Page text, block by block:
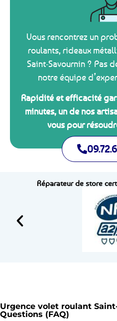
Vous rencontrez un
roulants, rideaux
Saint-Savournin ? Pas
notre équipe
Rapidité et efficacité
minutes, un de nos
vous pour
Réparateur de store
Urgence volet roulant
Questions (FAQ)